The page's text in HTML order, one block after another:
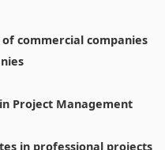
commercial companies
Project Management
in professional projects